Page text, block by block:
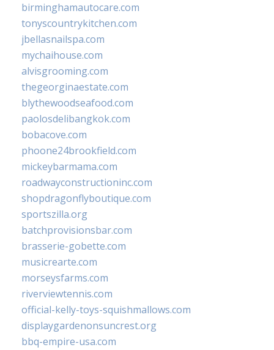
birminghamautocare.com
tonyscountrykitchen.com
jbellasnailspa.com
mychaihouse.com
alvisgrooming.com
thegeorginaestate.com
blythewoodseafood.com
paolosdelibangkok.com
bobacove.com
phoone24brookfield.com
mickeybarmama.com
roadwayconstructioninc.com
shopdragonflyboutique.com
sportszilla.org
batchprovisionsbar.com
brasserie-gobette.com
musicrearte.com
morseysfarms.com
riverviewtennis.com
official-kelly-toys-squishmallows.com
displaygardenonsuncrest.org
bbq-empire-usa.com